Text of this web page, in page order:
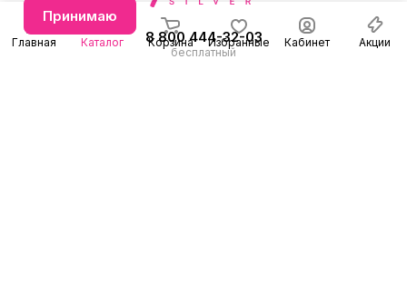
Главная Каталог Корзина Избранные Кабинет Акции
8 800 444-32-03
бесплатный
Принимаю